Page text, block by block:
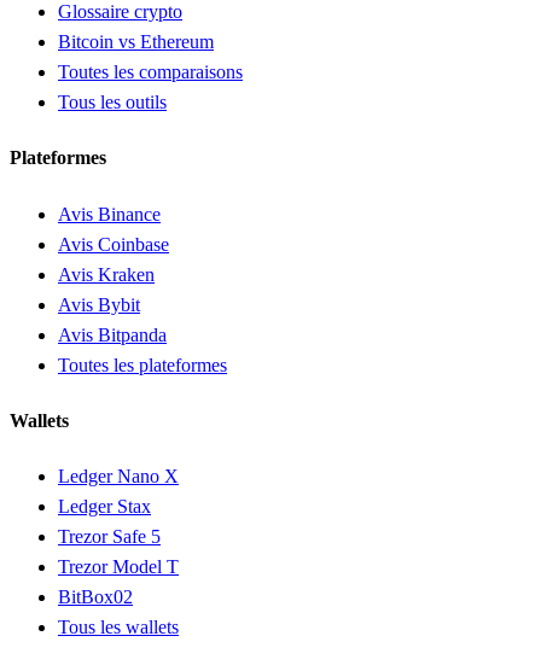
Glossaire crypto
Bitcoin vs Ethereum
Toutes les comparaisons
Tous les outils
Plateformes
Avis Binance
Avis Coinbase
Avis Kraken
Avis Bybit
Avis Bitpanda
Toutes les plateformes
Wallets
Ledger Nano X
Ledger Stax
Trezor Safe 5
Trezor Model T
BitBox02
Tous les wallets